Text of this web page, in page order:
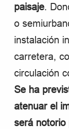
paisaje.
o
instalación
carretera,
circulación
Se ha
atenuar el
será notorio